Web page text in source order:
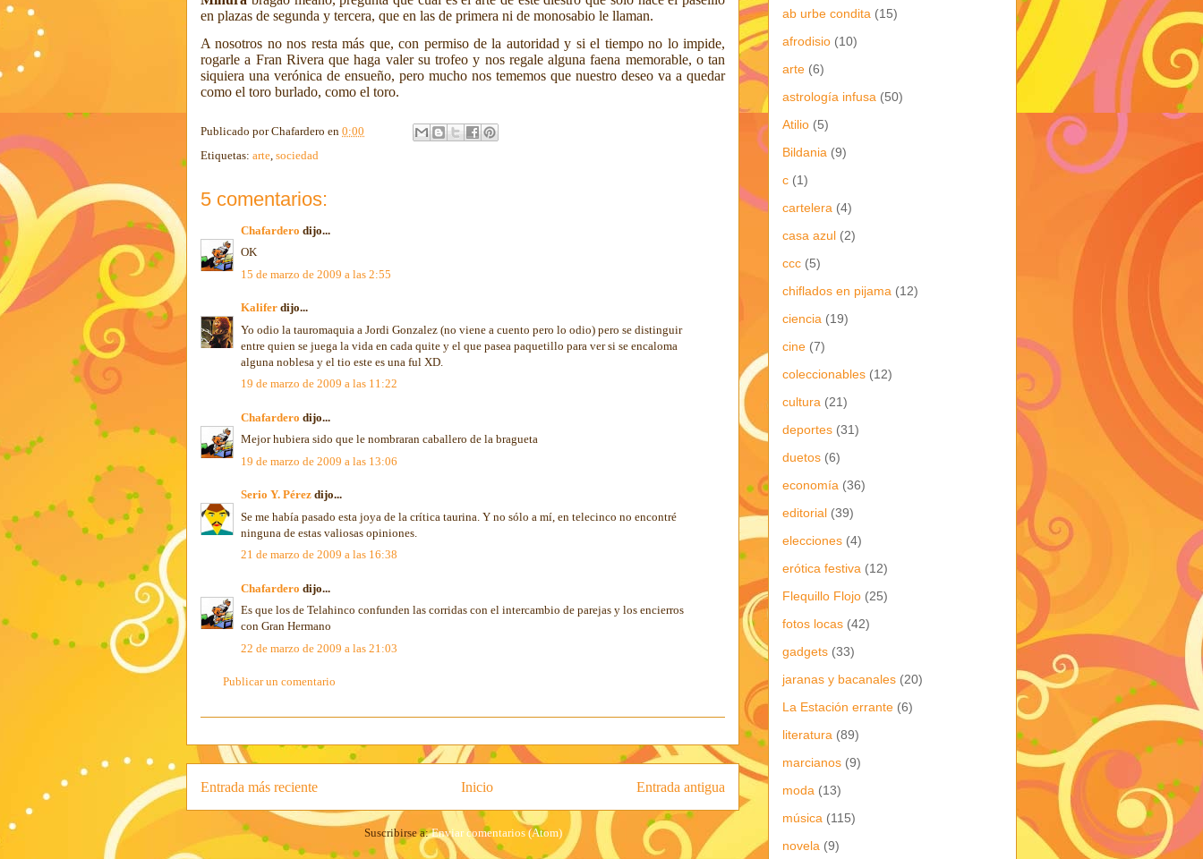
en plazas de segunda y tercera, que en las de primera ni de monosabio le llaman.
A nosotros no nos resta más que, con permiso de la autoridad y si el tiempo no lo impide,
rogarle a Fran Rivera que haga valer su trofeo y nos regale alguna faena memorable, o tan
siquiera una verónica de ensueño, pero mucho nos tememos que nuestro deseo va a quedar
como el toro burlado, como el toro.
Publicado porChafardero en 0:00
Etiquetas: arte sociedad
5 comentarios:
Chafardero dijo...
OK
15 de marzo de 2009 a las 2:55
Kalifer dijo...
Yo odio la tauromaquia a Jordi Gonzalez (no viene a cuento pero lo odio) pero se distinguir
entre quien se juega la vida en cada quite y el que pasea paquetillo para ver si se encaloma
alguna noblesa y el tio este es una ful XD.
19 de marzo de 2009 a las 11:22
Chafardero dijo...
Mejor hubiera sido que le nombraran caballero de la bragueta
19 de marzo de 2009 a las 13:06
Serio Y. Pérez dijo...
Se me había pasado esta joya de la crítica taurina. Y no sólo a mí, en telecinco no encontré
ninguna de estas valiosas opiniones.
21 de marzo de 2009 a las 16:38
Chafardero dijo...
Es que los de Telahinco confunden las corridas con el intercambio de parejas y los encierros
con Gran Hermano
22 de marzo de 2009 a las 21:03
Publicar un comentario
Entrada más reciente Entrada antigua
Inicio
Suscribirse a:Enviar comentarios (Atom)
ab urbe condita (15)
afrodisio (10)
arte (6)
astrología infusa (50)
Atilio (5)
Bildania (9)
c (1)
cartelera (4)
casa azul (2)
ccc (5)
chiflados en pijama (12)
ciencia (19)
cine (7)
coleccionables (12)
cultura (21)
deportes (31)
duetos (6)
economía (36)
editorial (39)
elecciones (4)
erótica festiva (12)
Flequillo Flojo (25)
fotos locas (42)
gadgets (33)
jaranas y bacanales (20)
La Estación errante (6)
literatura (89)
marcianos (9)
moda (13)
música (115)
novela (9)